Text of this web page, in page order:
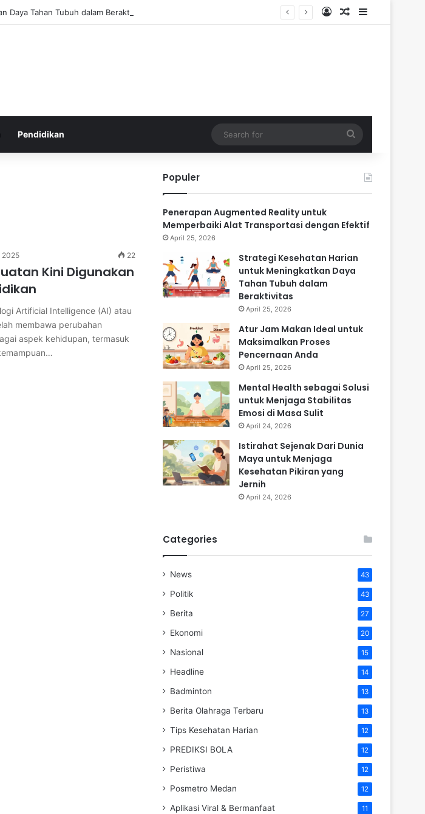
Tahan Tubuh dalam Beraktivitas Log InRandom Article
Sidebar
Pendidikan
for
2025 22
Kini Digunakan
Artificial Intelligence (AI) atau
membawa perubahan
aspek kehidupan, termasuk
Populer
Penerapan Augmented Reality untuk
Memperbaiki Alat Transportasi dengan Efektif
April 25, 2026
Strategi Kesehatan Harian
untuk Meningkatkan Daya
Tahan Tubuh dalam
Beraktivitas
April 25, 2026
Atur Jam Makan Ideal untuk
Maksimalkan Proses
Pencernaan Anda
April 25, 2026
Mental Health sebagai Solusi
untuk Menjaga Stabilitas
Emosi di Masa Sulit
April 24, 2026
Istirahat Sejenak Dari Dunia
Maya untuk Menjaga
Kesehatan Pikiran yang
Jernih
April 24, 2026
Categories
News 43
Politik 43
Berita 27
Ekonomi 20
Nasional 15
Headline 14
Badminton 13
Berita Olahraga Terbaru 13
Tips Kesehatan Harian 12
PREDIKSI BOLA 12
Peristiwa 12
Posmetro Medan 12
Aplikasi Viral & Bermanfaat 11